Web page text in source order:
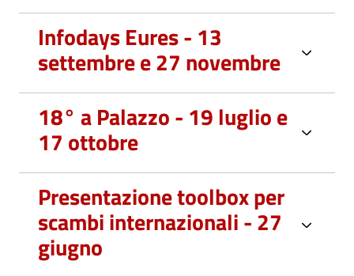
Infodays Eures - 13
settembre e 27 novembre
18° a Palazzo - 19 luglio e
17 ottobre
Presentazione toolbox per
scambi internazionali - 27
giugno